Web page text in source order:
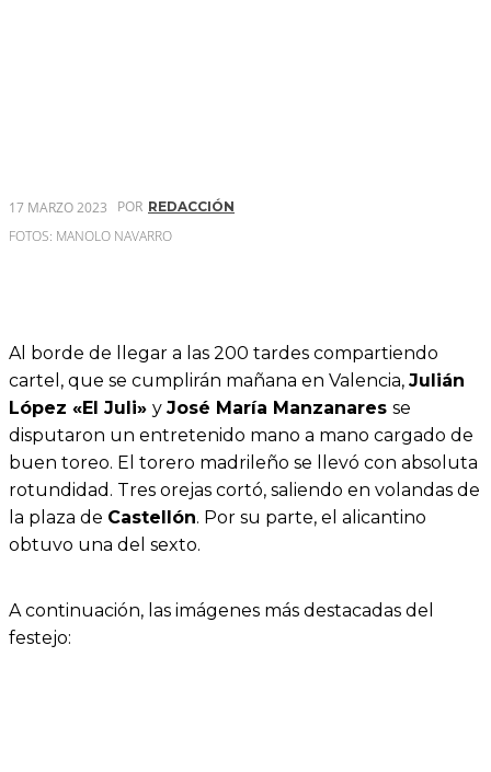
17 MARZO 2023 POR REDACCIÓN
FOTOS: MANOLO NAVARRO
Al borde de llegar a las 200 tardes compartiendo
cartel, que se cumplirán mañana en Valencia, Julián
López «El Juli» y José María Manzanares se
disputaron un entretenido mano a mano cargado de
buen toreo. El torero madrileño se llevó con absoluta
rotundidad. Tres orejas cortó, saliendo en volandas de
la plaza de Castellón. Por su parte, el alicantino
obtuvo una del sexto.
A continuación, las imágenes más destacadas del
festejo: